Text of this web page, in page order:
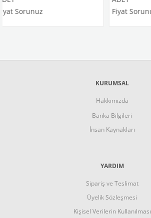
Fiyat Sorunuz
KURUMSAL
Hakkımızda
Banka Bilgileri
İnsan Kaynakları
YARDIM
Sipariş ve Teslimat
Üyelik Sözleşmesi
Kişisel Verilerin Kullanılması